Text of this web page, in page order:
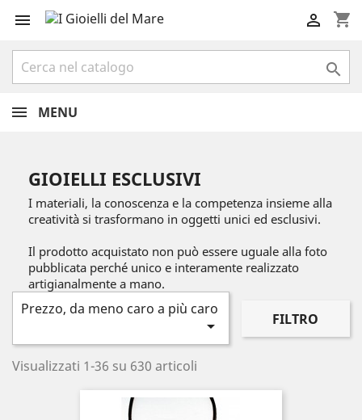
 shopping_cart


MENU
GIOIELLI ESCLUSIVI
I materiali, la conoscenza e la competenza insieme alla
creatività si trasformano in oggetti unici ed esclusivi.
Il prodotto acquistato non può essere uguale alla foto
pubblicata perché unico e interamente realizzato
artigianalmente a mano.
Prezzo, da meno caro a più caro
 FILTRO
Visualizzati 1-36 su 630 articoli